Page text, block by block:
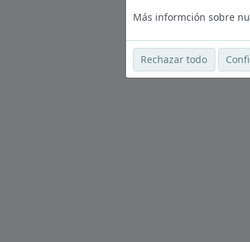
Más informción sobre
Rechazar todo